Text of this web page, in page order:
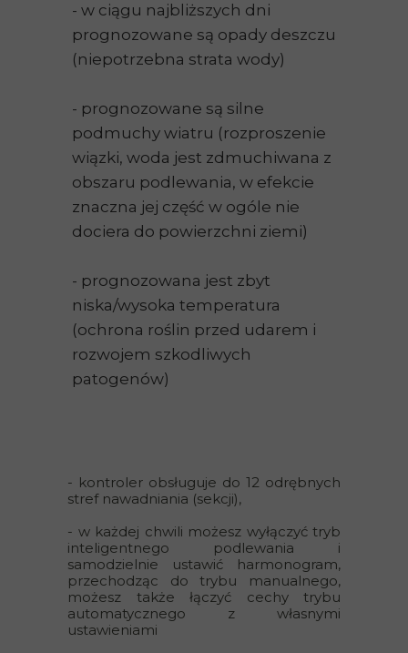
- kontroler obsługuje do 12 odrębnych
stref nawadniania (sekcji),
- w każdej chwili możesz wyłączyć tryb
inteligentnego podlewania i
samodzielnie ustawić harmonogram,
przechodząc do trybu manualnego,
możesz także łączyć cechy trybu
automatycznego z własnymi
ustawieniami
- w ciągu najbliższych dni
prognozowane są opady deszczu
(niepotrzebna strata wody)
- prognozowane są silne
podmuchy wiatru (rozproszenie
wiązki, woda jest zdmuchiwana z
obszaru podlewania, w efekcie
znaczna jej część w ogóle nie
dociera do powierzchni ziemi)
- prognozowana jest zbyt
niska/wysoka temperatura
(ochrona roślin przed udarem i
rozwojem szkodliwych
patogenów)